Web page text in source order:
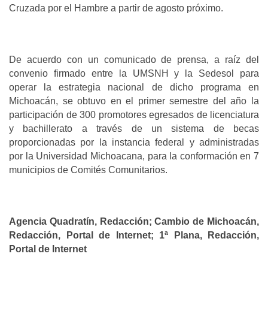
Cruzada por el Hambre a partir de agosto próximo.
De acuerdo con un comunicado de prensa, a raíz del
convenio firmado entre la UMSNH y la Sedesol para
operar la estrategia nacional de dicho programa en
Michoacán, se obtuvo en el primer semestre del año la
participación de 300 promotores egresados de licenciatura
y bachillerato a través de un sistema de becas
proporcionadas por la instancia federal y administradas
por la Universidad Michoacana, para la conformación en 7
municipios de Comités Comunitarios.
Agencia Quadratín, Redacción; Cambio de Michoacán,
Redacción, Portal de Internet; 1ª Plana, Redacción,
Portal de Internet